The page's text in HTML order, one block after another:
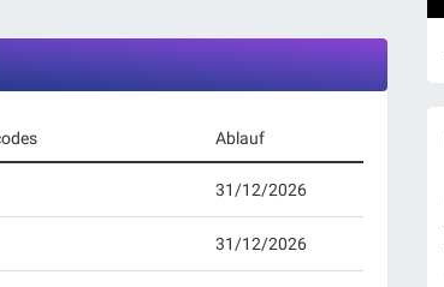
Ablauf
31/12/2026
31/12/2026